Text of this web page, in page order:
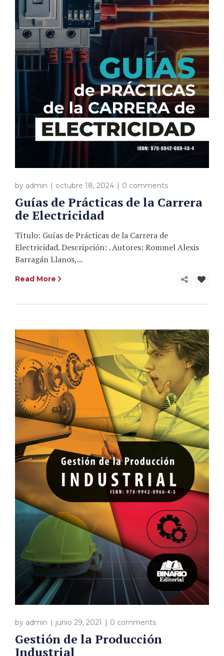
by admin octubre 18, 2024 0 comments
Guías de Prácticas de la Carrera
de Electricidad
Título: Guías de Prácticas de la Carrera de
Electricidad. Descripción: . Autores: Rommel Alexis
Barragán Llanos,...
Read More
by admin junio 29, 2021 0 comments
Gestión de la Producción
Industrial